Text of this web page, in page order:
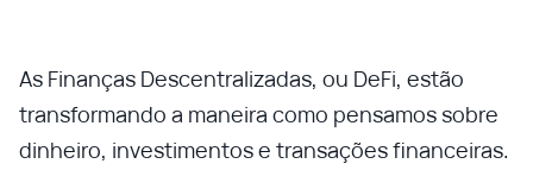
As Finanças Descentralizadas, ou DeFi, estão
transformando a maneira como pensamos sobre
dinheiro, investimentos e transações financeiras.